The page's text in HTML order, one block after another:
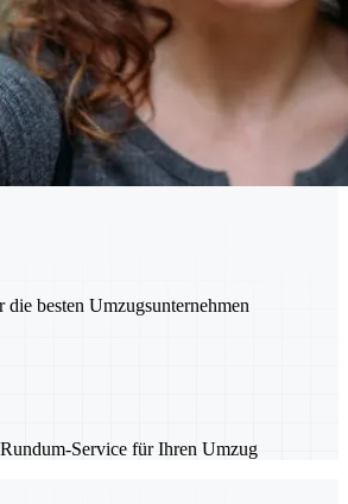
die besten Umzugsunternehmen
Service für Ihren Umzug